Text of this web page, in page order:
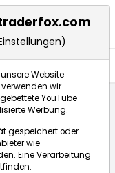
Website
wir
YouTube-
Werbung.
gespeichert oder
wie
Eine Verarbeitung